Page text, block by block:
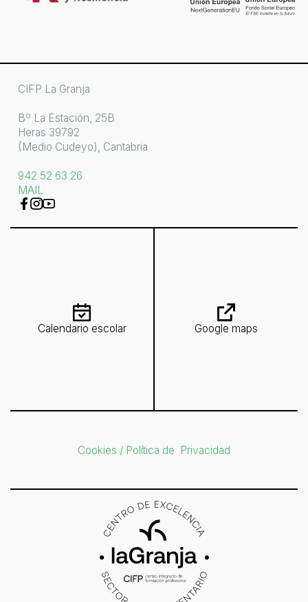
CIFP La Granja
Bº La Estación, 25B
Heras 39792
(Medio Cudeyo), Cantabria
942 52 63 26
MAIL
Calendario escolar Google maps
Cookies / Política de Privacidad